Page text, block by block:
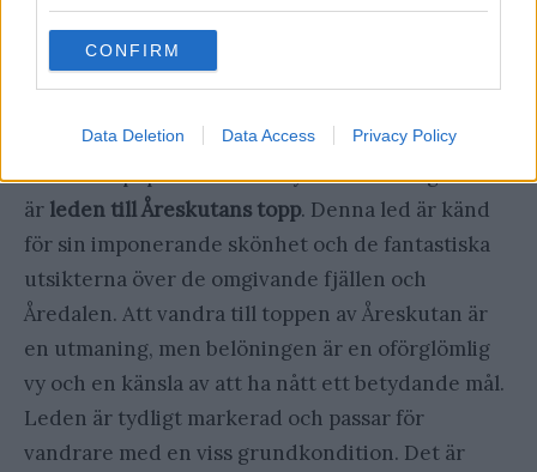
use your data for below specified purposes in below Google
consent section.
CONFIRM
Data Deletion Data Access Privacy Policy
samtidigt vara aktiv.
Vilken är den bästa
vandringsleden i Åre?
Den mest populära och omtyckta vandringsleden
är leden till Åreskutans topp. Denna led är känd
för sin imponerande skönhet och de fantastiska
utsikterna över de omgivande fjällen och
Åredalen. Att vandra till toppen av Åreskutan är
en utmaning, men belöningen är en oförglömlig
vy och en känsla av att ha nått ett betydande mål.
Leden är tydligt markerad och passar för
vandrare med en viss grundkondition. Det är